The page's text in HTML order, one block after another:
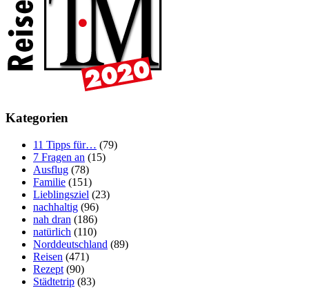
Kategorien
11 Tipps für… (79)
7 Fragen an (15)
Ausflug (78)
Familie (151)
Lieblingsziel (23)
nachhaltig (96)
nah dran (186)
natürlich (110)
Norddeutschland (89)
Reisen (471)
Rezept (90)
Städtetrip (83)